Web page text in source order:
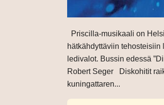
Priscilla-musikaali on
hätkähdyttäviin
ledivalot. Bussin edessä
Robert Seger Diskohitit
kuningattaren...